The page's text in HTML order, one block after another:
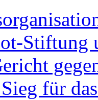
Stiftung
für